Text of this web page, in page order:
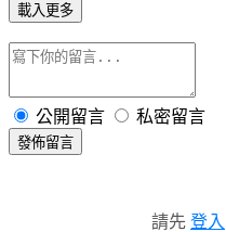
載入更多
公開留言 私密留言
發佈留言
請先 登入